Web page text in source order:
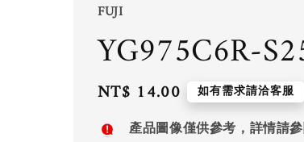
FUJI
YG975C6R-
Regular
price
NT$ 14.00 如有需求請洽客服
產品圖像僅供參考，詳情請